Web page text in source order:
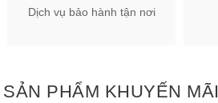
Dịch vụ bảo hành tận nơi
SẢN PHẨM KHUYẾN MÃI